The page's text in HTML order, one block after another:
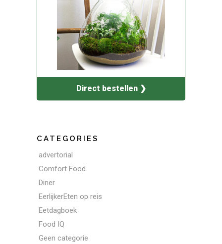
Direct bestellen ❯
CATEGORIES
advertorial
Comfort Food
Diner
EerlijkerEten op reis
Eetdagboek
Food IQ
Geen categorie